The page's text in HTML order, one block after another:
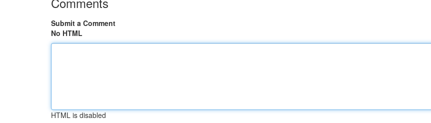
Submit a Comment
No HTML
HTML is disabled